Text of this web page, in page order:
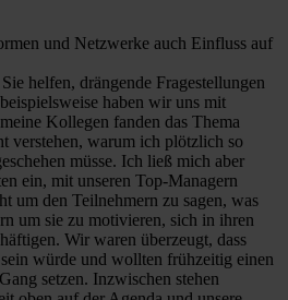
und Netzwerke auch Einfluss auf
helfen, drängende Fragestellungen
haben wir uns mit
Kollegen fanden das Thema
verstehen, warum ich plötzlich so
müsse. Ich ließ mich aber
ein, mit unseren Top-Managern
um den Teilnehmern zu sagen, was
um sie zu motivieren, sich in ihren
Wir waren überzeugt, dass
würde und wollten frühzeitig einen
setzen. Inzwischen stehen